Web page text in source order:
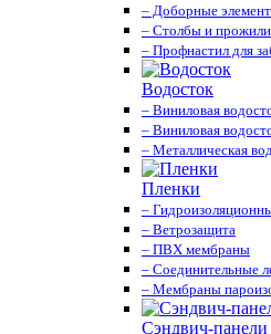
– Доборные
– Столбы и
– Профнастил для
Водосток
– Виниловая
– Виниловая
– Металлическая
Пленки
–
– Ветрозащита
– ПВХ мембраны
– Соединительные
– Мембраны
Сэндвич-панели